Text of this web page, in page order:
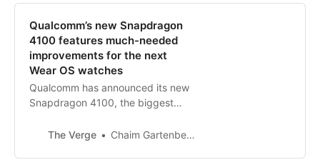
Qualcomm’s new Snapdragon
4100 features much-needed
improvements for the next
Wear OS watches
Qualcomm has announced its new
Snapdragon 4100, the biggest
processor line in years. It claims
The Verge Chaim Gartenberg